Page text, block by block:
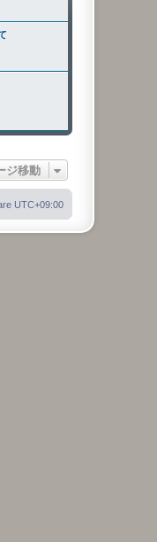
ジ移動
UTC+09:00